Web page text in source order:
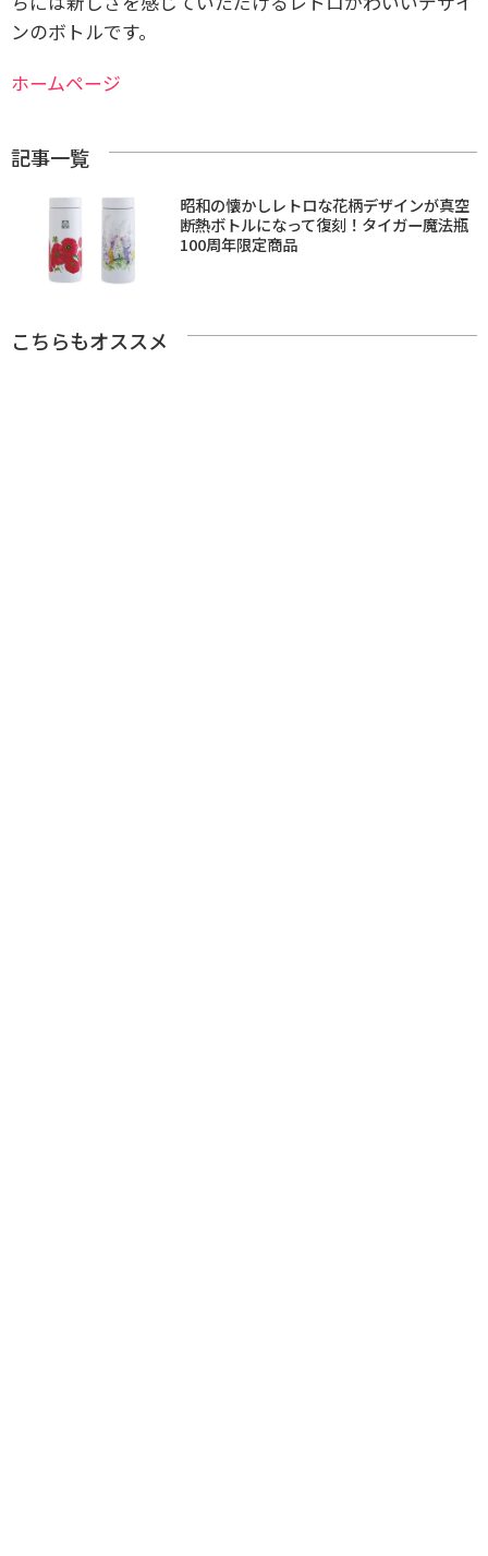
ンのボトルです。
ホームページ
記事一覧
昭和の懐かしレトロな花柄デザインが真空
断熱ボトルになって復刻！タイガー魔法瓶
100周年限定商品
こちらもオススメ